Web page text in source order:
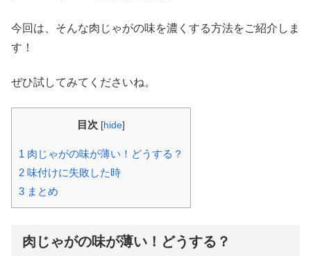
今回は、そんな肉じゃがの味を濃くする方法をご紹介しま
す！
ぜひ試してみてくださいね。
目次 [hide]
1 肉じゃがの味が薄い！どうする？
2 味付けに失敗した時
3 まとめ
肉じゃがの味が薄い！どうする？